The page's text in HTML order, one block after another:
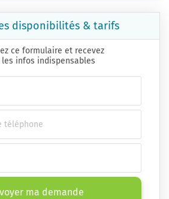
disponibilités & tarifs
ce formulaire et recevez
infos indispensables
ma demande